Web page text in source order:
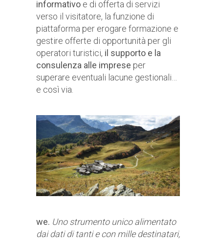
informativo e di offerta di servizi
verso il visitatore, la funzione di
piattaforma per erogare formazione e
gestire offerte di opportunità per gli
operatori turistici, il supporto e la
consulenza alle imprese per
superare eventuali lacune gestionali…
e così via.
we. Uno strumento unico alimentato
dai dati di tanti e con mille destinatari,